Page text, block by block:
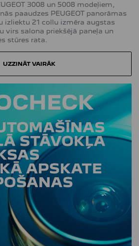
3008 un 5008 modeļiem,
paaudzes PEUGEOT panorāmas
izliektu 21 collu izmēra augstas
virs salona priekšējā paneļa un
stūres rata.
UZZINĀT VAIRĀK